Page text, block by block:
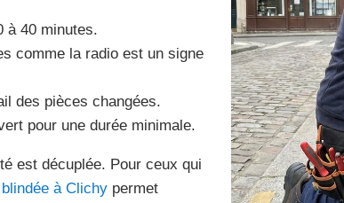
à 40 minutes.
comme la radio est un signe
des pièces changées.
pour une durée minimale.
est décuplée. Pour ceux qui
à Clichy permet